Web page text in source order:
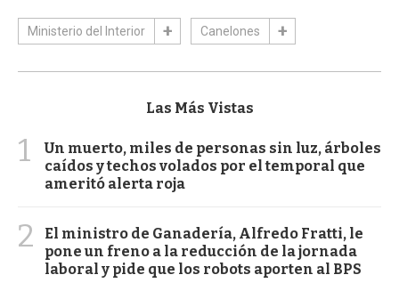
Ministerio del Interior Canelones
Las Más Vistas
1
Un muerto, miles de personas sin luz, árboles
caídos y techos volados por el temporal que
ameritó alerta roja
2
El ministro de Ganadería, Alfredo Fratti, le
pone un freno a la reducción de la jornada
laboral y pide que los robots aporten al BPS